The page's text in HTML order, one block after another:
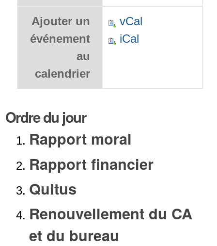
Ajouter un
événement
au
calendrier
vCal
iCal
Ordre du jour
Rapport moral
Rapport financier
Quitus
Renouvellement du CA
et du bureau